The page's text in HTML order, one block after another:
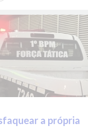
a própria